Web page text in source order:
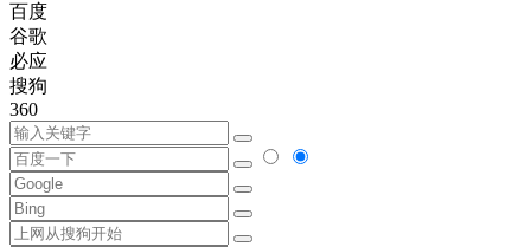
百度
谷歌
必应
搜狗
360